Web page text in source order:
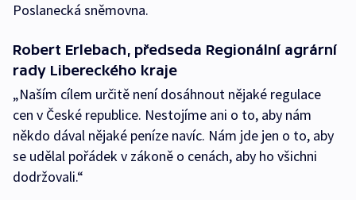
Poslanecká sněmovna.
Robert Erlebach, předseda Regionální agrární
rady Libereckého kraje
„Naším cílem určitě není dosáhnout nějaké regulace
cen v České republice. Nestojíme ani o to, aby nám
někdo dával nějaké peníze navíc. Nám jde jen o to, aby
se udělal pořádek v zákoně o cenách, aby ho všichni
dodržovali.“